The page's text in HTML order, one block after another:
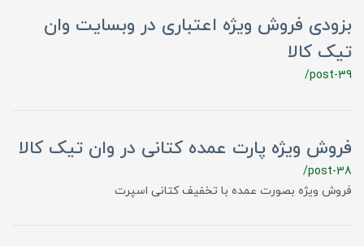
بزودی فروش ویژه اعتباری در وبسایت وان
تیک کالا
/post-39
فروش ویژه پارت عمده کتانی در وان تیک کالا
/post-38
فروش ویژه بصورت عمده با تخفیف کتانی اسپرت